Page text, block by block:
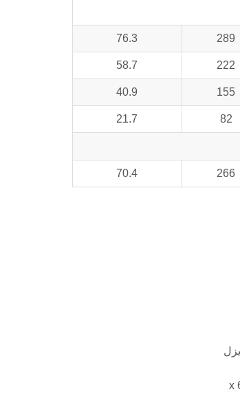
289
76.3
222
58.7
155
40.9
82
21.7
266
70.4